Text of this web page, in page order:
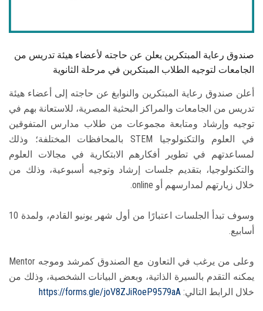
صندوق رعاية المبتكرين يعلن عن حاجته لأعضاء هيئة تدريس من
الجامعات لتوجيه الطلاب المبتكرين في مرحلة الثانوية
أعلن صندوق رعاية المبتكرين والنوابغ عن حاجته إلى أعضاء هيئة
تدريس من الجامعات والمراكز البحثية المصرية، للاستعانة بهم في
توجيه وإرشاد ومتابعة مجموعات من طلاب مدارس المتفوقين
في العلوم والتكنولوجيا STEM بالمحافظات المختلفة؛ وذلك
لمساعدتهم في تطوير أفكارهم الابتكارية في مجالات العلوم
والتكنولوجيا، بتقديم جلسات إرشاد وتوجيه أسبوعية، وذلك من
خلال زيارتهم لمدارسهم أو online.
وسوف تبدأ الجلسات اعتبارًا من أول شهر يونيو القادم، ولمدة 10
أسابيع.
وعلى من يرغب في التعاون مع الصندوق كمرشد وموجه Mentor
يمكنه التقدم بالسيرة الذاتية، وبعض البيانات الشخصية، وذلك من
خلال الرابط التالي: https://forms.gle/joV8ZJiRoeP9579aA